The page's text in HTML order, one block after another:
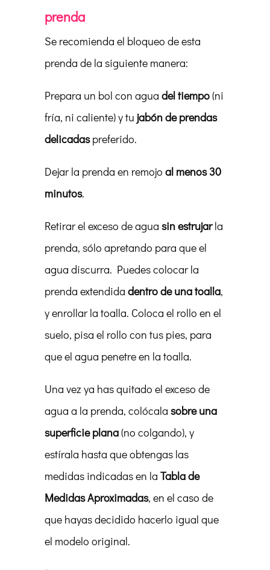
prenda
Se recomienda el bloqueo de esta
prenda de la siguiente manera:
Prepara un bol con agua del tiempo(ni
fría, ni caliente) y tu jabón de prendas
delicadaspreferido.
Dejar la prenda en remojo al menos 30
minutos.
Retirar el exceso de agua sin estrujarla
prenda, sólo apretando para que el
agua discurra. Puedes colocar la
prenda extendida dentro de una toalla,
y enrollar la toalla. Coloca el rollo en el
suelo, pisa el rollo con tus pies, para
que el agua penetre en la toalla.
Una vez ya has quitado el exceso de
agua a la prenda, colócala sobre una
superficie plana(no colgando), y
estírala hasta que obtengas las
medidas indicadas en la Tabla de
Medidas Aproximadas, en el caso de
que hayas decidido hacerlo igual que
el modelo original.